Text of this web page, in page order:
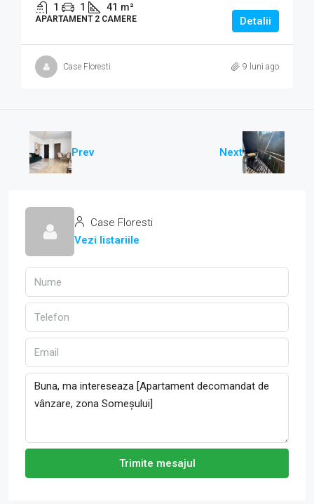
1 1 41 m²
APARTAMENT 2 CAMERE Detalii
Case Floresti 9 luni ago
Prev Next
Case Floresti
Vezi listariile
Trimite mesajul